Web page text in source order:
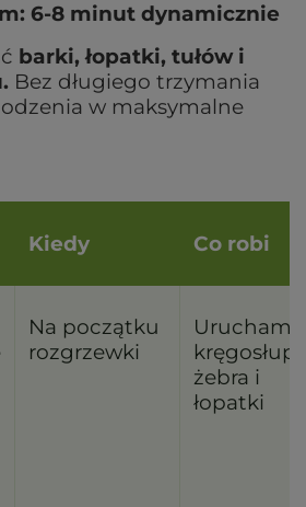
6-8 minut dynamicznie
barki, łopatki, tułów i
Bez długiego trzymania
w maksymalne
Kiedy Co robi
Na początku
rozgrzewki
kręgosłup,
żebra i
łopatki